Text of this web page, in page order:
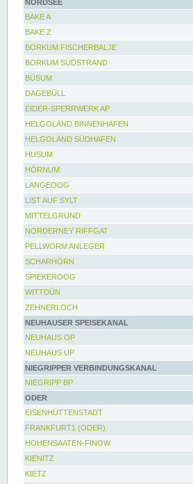
NORDSEE
BAKE A
BAKE Z
BORKUM FISCHERBALJE
BORKUM SÜDSTRAND
BÜSUM
DAGEBÜLL
EIDER-SPERRWERK AP
HELGOLAND BINNENHAFEN
HELGOLAND SÜDHAFEN
HUSUM
HÖRNUM
LANGEOOG
LIST AUF SYLT
MITTELGRUND
NORDERNEY RIFFGAT
PELLWORM ANLEGER
SCHARHÖRN
SPIEKEROOG
WITTDÜN
ZEHNERLOCH
NEUHAUSER SPEISEKANAL
NEUHAUS OP
NEUHAUS UP
NIEGRIPPER VERBINDUNGSKANAL
NIEGRIPP BP
ODER
EISENHÜTTENSTADT
FRANKFURT1 (ODER)
HOHENSAATEN-FINOW
KIENITZ
KIETZ